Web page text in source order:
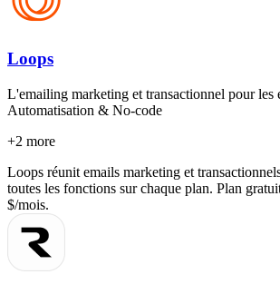
Loops
L'emailing marketing et transactionnel pour les
Automatisation & No-code
+2 more
Loops réunit emails marketing et
toutes les fonctions sur chaque plan. Plan
$/mois.